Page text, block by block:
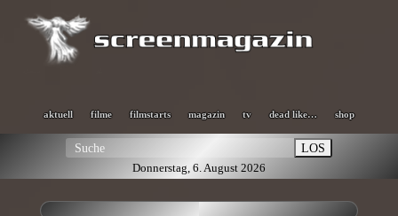
aktuell filme filmstarts magazin tv dead like… shop
LOS
Donnerstag, 6. August 2026